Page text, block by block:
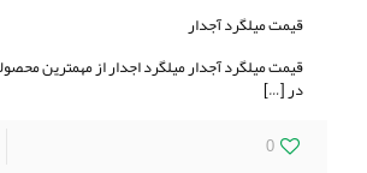
قیمت میلگرد آجدار
قیمت میلگرد آجدار میلگرد اجدار از مهمترین
در[…]
0